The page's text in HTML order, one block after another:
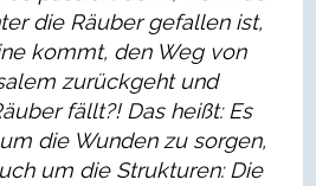
die Räuber gefallen ist,
kommt, den Weg von
zurückgeht und
fällt?! Das heißt: Es
die Wunden zu sorgen,
um die Strukturen: Die